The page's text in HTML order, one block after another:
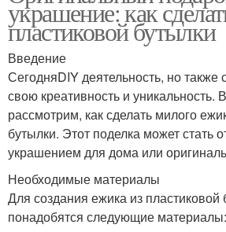
украшение: как
пластиковой бутылки
Введение
СегодняDIY деятельность, но также
свою креативность и уникальность.
рассмотрим, как сделать милого
бутылки. Этот поделка может стать
украшением для дома или
Необходимые материалы
Для создания ежика из пластиковой
понадобятся следующие материалы: